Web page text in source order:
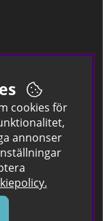
cookies för
annonser